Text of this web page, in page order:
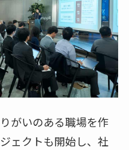
がいのある職場を作
ェクトも開始し、社